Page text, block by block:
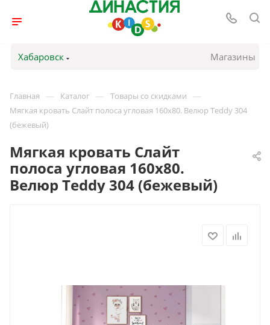
Хабаровск Магазины
Главная — Каталог — Товары со скидками —
Мягкая кровать Слайт полоса угловая 160х80. Велюр Teddy 304
(бежевый)
Мягкая кровать Слайт
полоса угловая 160х80.
Велюр Teddy 304 (бежевый)